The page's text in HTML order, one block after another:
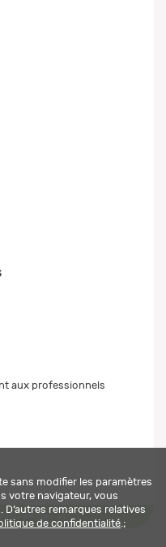
aux professionnels
sans modifier les paramètres
votre navigateur, vous
remarques relatives
de confidentialité .;